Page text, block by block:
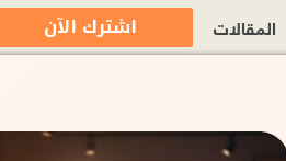
المقالات اشترك الآن